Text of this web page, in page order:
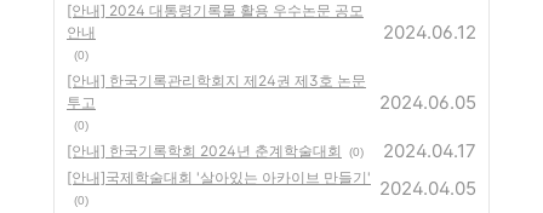
[안내] 2024 대통령기록물 활용 우수논문 공모
안내
(0)
2024.06.12
[안내] 한국기록관리학회지 제24권 제3호 논문
투고
(0)
2024.06.05
[안내] 한국기록학회 2024년 춘계학술대회 (0) 2024.04.17
[안내]국제학술대회 '살아있는 아카이브 만들기'
(0)
2024.04.05